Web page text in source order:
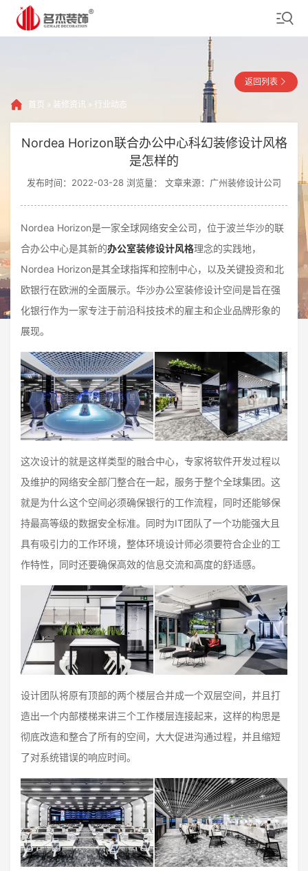
首页 » 装修资讯 » 行业动态
返回列表
Nordea Horizon联合办公中心科幻装修设计风格
是怎样的
发布时间：2022-03-28 浏览量： 文章来源：广州装修设计公司
Nordea Horizon是一家全球网络安全公司，位于波兰华沙的联
合办公中心是其新的办公室装修设计风格理念的实践地，
Nordea Horizon是其全球指挥和控制中心，以及关键投资和北
欧银行在欧洲的全面展示。华沙办公室装修设计空间是旨在强
化银行作为一家专注于前沿科技技术的雇主和企业品牌形象的
展现。
这次设计的就是这样类型的融合中心，专家将软件开发过程以
及维护的网络安全部门整合在一起，服务于整个全球集团。这
就是为什么这个空间必须确保银行的工作流程，同时还能够保
持最高等级的数据安全标准。同时为IT团队了一个功能强大且
具有吸引力的工作环境，整体环境设计师必须要符合企业的工
作特性，同时还要确保高效的信息交流和高度的舒适感。
设计团队将原有顶部的两个楼层合并成一个双层空间，并且打
造出一个内部楼梯来讲三个工作楼层连接起来，这样的构思是
彻底改造和整合了所有的空间，大大促进沟通过程，并且缩短
了对系统错误的响应时间。